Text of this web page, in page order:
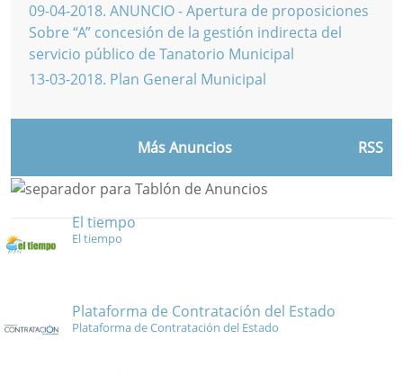
09-04-2018. ANUNCIO - Apertura de proposiciones
Sobre “A” concesión de la gestión indirecta del
servicio público de Tanatorio Municipal
13-03-2018. Plan General Municipal
Más Anuncios RSS
El tiempo
El tiempo
Plataforma de Contratación del Estado
Plataforma de Contratación del Estado